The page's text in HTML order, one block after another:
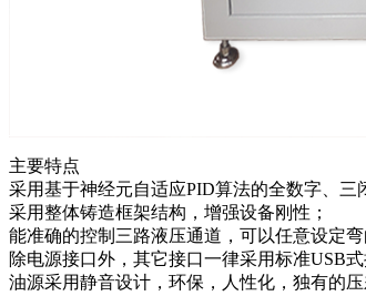
主要特点
采用基于神经元自适应PID算法的全数字、
采用整体铸造框架结构，增强设备刚性；
能准确的控制三路液压通道，可以任意设定
除电源接口外，其它接口一律采用标准USB
油源采用静音设计，环保，人性化，独有的